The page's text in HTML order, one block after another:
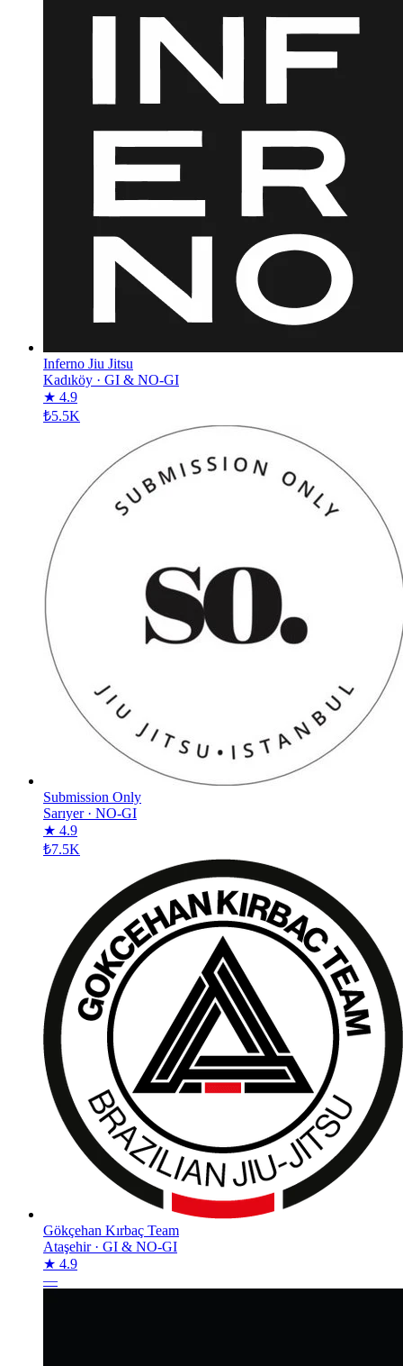
Inferno Jiu Jitsu
Kadıköy · GI & NO-GI
★ 4.9
₺5.5K
Submission Only
Sarıyer· NO-GI
★ 4.9
₺7.5K
Gökçehan Kırbaç Team
Ataşehir· GI & NO-GI
★ 4.9
—